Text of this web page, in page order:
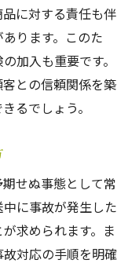
に対する責任も伴
ります。このた
加入も重要です。
との信頼関係を築
るでしょう。
せぬ事態として常
に事故が発生した
求められます。ま
対応の手順を明確